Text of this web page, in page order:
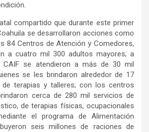
compartido que durante este primer
se desarrollaron acciones como
84 Centros de Atención y Comedores,
a cuatro mil 300 adultos mayores; a
se atendieron a más de 30 mil
se les brindaron alrededor de 17
terapias y talleres; con los centros
cerca de 280 mil servicios de
de terapias físicas, ocupacionales
el programa de Alimentación
seis millones de raciones de